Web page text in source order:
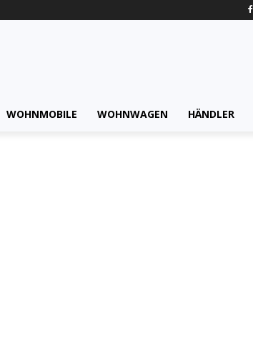
WOHNMOBILE WOHNWAGEN HÄNDLER